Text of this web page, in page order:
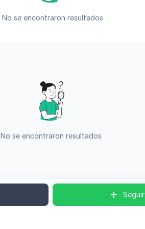
No se encontraron resultados
No se encontraron resultados